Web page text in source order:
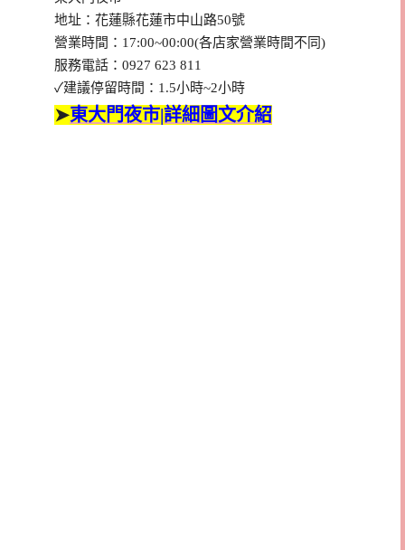
地址：花蓮縣花蓮市中山路50號
營業時間：17:00~00:00(各店家營業時間不同)
服務電話：0927 623 811
✓建議停留時間：1.5小時~2小時
➤東大門夜市|詳細圖文介紹